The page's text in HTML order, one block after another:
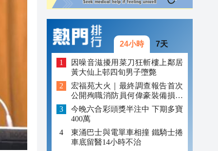
24小時 7天
因噪音滋擾用菜刀狂斬樓上鄰居
黃大仙上邨四旬男子墮斃
宏福苑大火｜最終調查報告首次
公開殉職消防員何偉豪裝備損毀
照片
今晚六合彩頭獎半注中 下期多寶
400萬
東涌巴士與電單車相撞 鐵騎士捲
車底留醫14小時不治